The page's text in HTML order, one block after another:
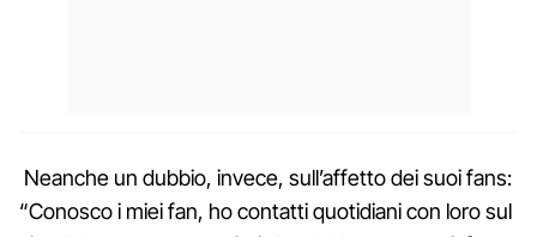
Neanche un dubbio, invece, sull’affetto dei suoi fans:
“Conosco i miei fan, ho contatti quotidiani con loro sul